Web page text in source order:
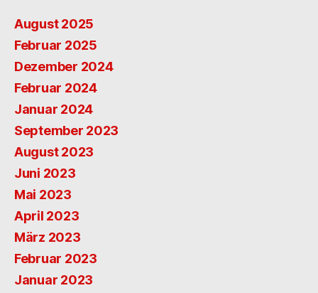
August 2025
Februar 2025
Dezember 2024
Februar 2024
Januar 2024
September 2023
August 2023
Juni 2023
Mai 2023
April 2023
März 2023
Februar 2023
Januar 2023